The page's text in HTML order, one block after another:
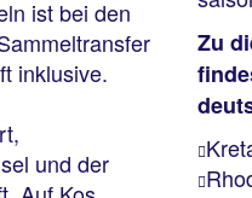
ist bei den
inklusive.
und der
Zu